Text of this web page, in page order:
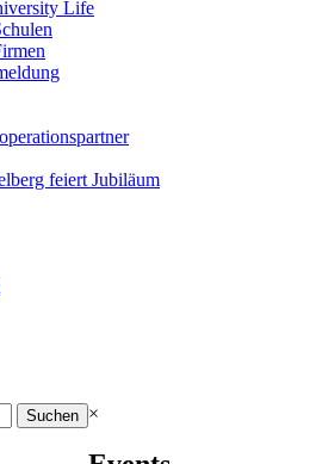
Life
feiert Jubiläum
×